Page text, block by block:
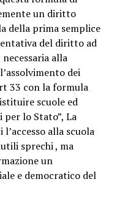
un diritto
della prima semplice
del diritto ad
alla
dei
33 con la formula
scuole ed
lo Stato”, La
alla scuola
sprechi , ma
un
e democratico del